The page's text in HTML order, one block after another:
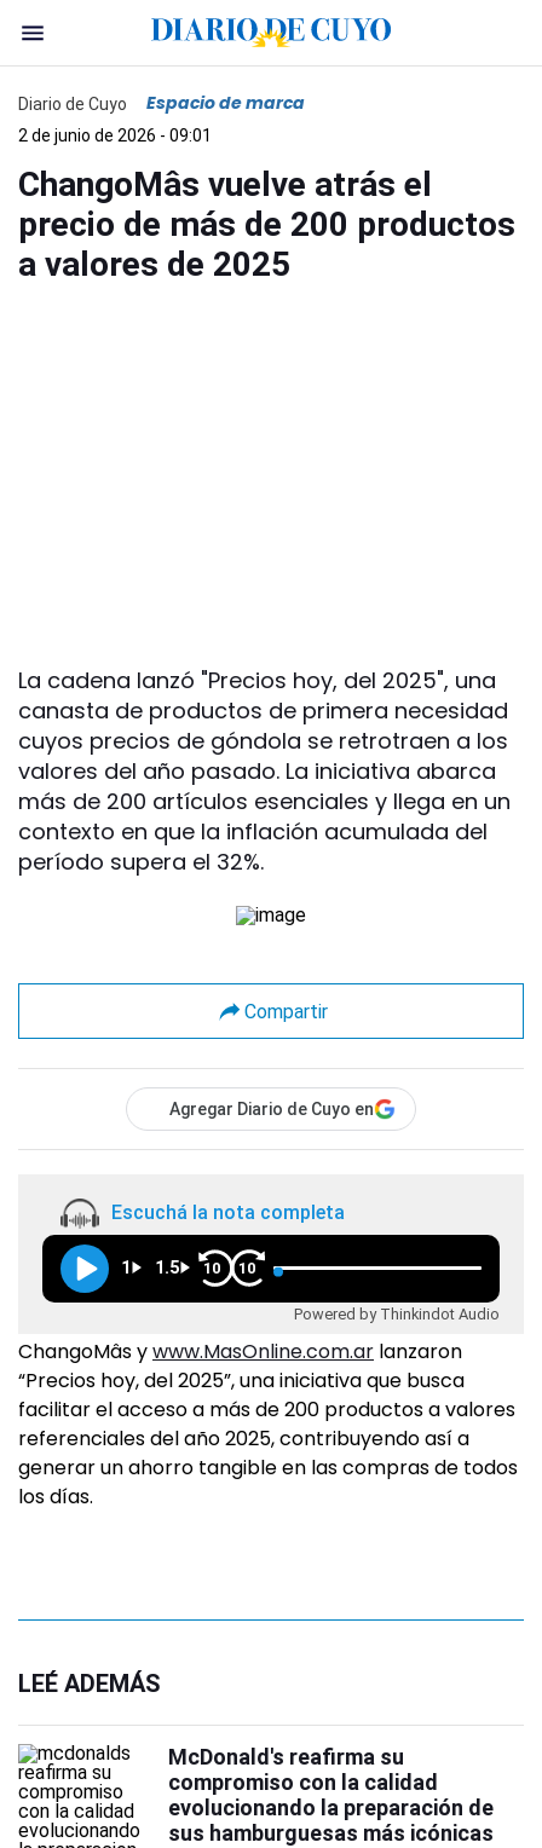
Diario de Cuyo Espacio de marca
2 de junio de 2026 - 09:01
ChangoMâs vuelve atrás el
precio de más de 200 productos
a valores de 2025
La cadena lanzó "Precios hoy, del 2025", una
canasta de productos de primera necesidad
cuyos precios de góndola se retrotraen a los
valores del año pasado. La iniciativa abarca
más de 200 artículos esenciales y llega en un
contexto en que la inflación acumulada del
período supera el 32%.
Compartir
Agregar Diario de Cuyo en
Escuchá la nota completa
1 1.5 10 10
Powered by Thinkindot Audio
ChangoMâs ywww.MasOnline.com.ar lanzaron
“Precios hoy, del 2025”, una iniciativa que busca
facilitar el acceso a más de 200 productos a valores
referenciales del año 2025, contribuyendo así a
generar un ahorro tangible en las compras de todos
los días.
LEÉ ADEMÁS
McDonald's reafirma su
compromiso con la calidad
evolucionando la preparación de
sus hamburguesas más icónicas